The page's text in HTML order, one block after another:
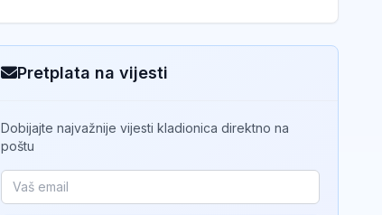
Pretplata na vijesti
Dobijajte najvažnije vijesti kladionica direktno na
poštu